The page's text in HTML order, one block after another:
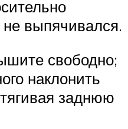
выпячивался.
свободно;
наклонить
заднюю